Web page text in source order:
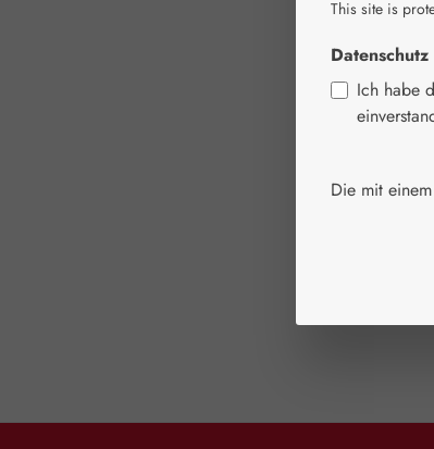
This site is
Datenschutz
Ich habe
Die mit